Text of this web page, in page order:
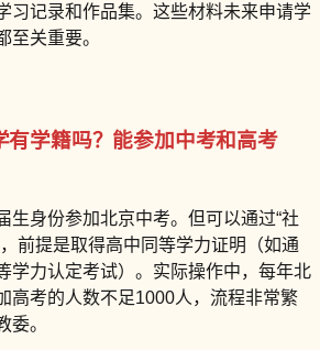
习记录和作品集。这些材料未来申请学
至关重要。
有学籍吗？能参加中考和高考
生身份参加北京中考。但可以通过“社
前提是取得高中同等学力证明（如通
学力认定考试）。实际操作中，每年北
高考的人数不足1000人，流程非常繁
委。